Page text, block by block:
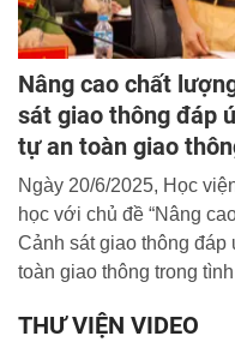
Nâng cao chất
sát giao thông đáp
tự an toàn giao
Ngày 20/6/2025, Học
học với chủ đề “Nâng
Cảnh sát giao thông đáp
toàn giao thông trong
THƯ VIỆN VIDEO